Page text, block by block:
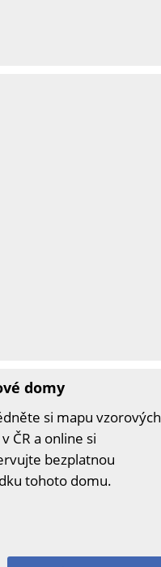
domy
si mapu vzorových
ČR a online si
bezplatnou
tohoto domu.